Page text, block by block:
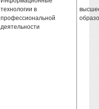
технологии в
профессиональной
деятельности